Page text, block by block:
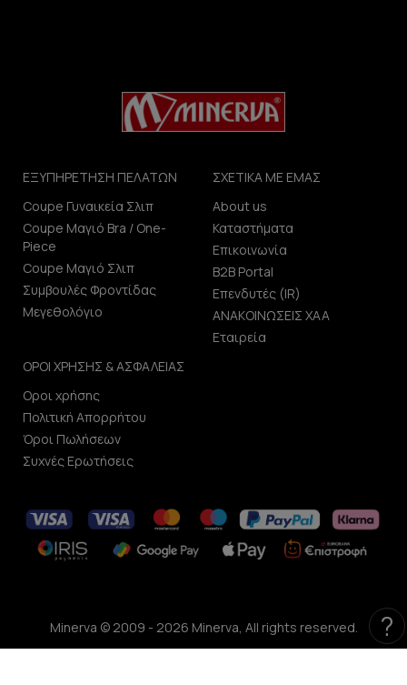
ΕΞΥΠΗΡΕΤΗΣΗ ΠΕΛΑΤΩΝ
Coupe Γυναικεία Σλιπ
Coupe Μαγιό Bra / One-
Piece
Coupe Μαγιό Σλιπ
Συμβουλές Φροντίδας
Μεγεθολόγιο
ΣΧΕΤΙΚΑ ΜΕ ΕΜΑΣ
About us
Καταστήματα
Επικοινωνία
B2B Portal
Επενδυτές (IR)
ΑΝΑΚΟΙΝΩΣΕΙΣ ΧΑΑ
Εταιρεία
ΟΡΟΙ ΧΡΗΣΗΣ & ΑΣΦΑΛΕΙΑΣ
Οροι χρήσης
Πολιτική Απορρήτου
Όροι Πωλήσεων
Συχνές Ερωτήσεις
Minerva © 2009 - 2026 Minerva, All rights reserved.
development bynetwerk.gr
?